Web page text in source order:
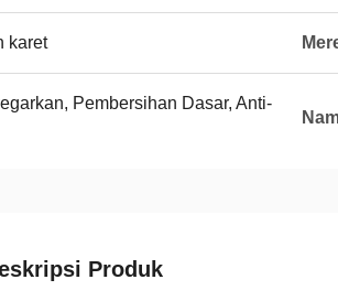
karet
Pembersihan Dasar, Anti-
Produk